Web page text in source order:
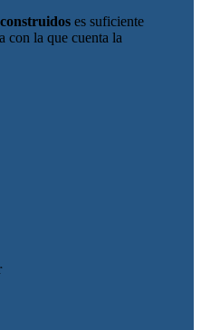
es suficiente
con la que cuenta la